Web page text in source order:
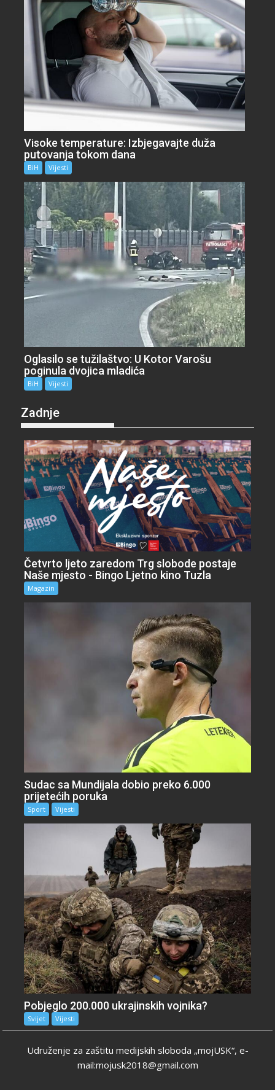
Visoke temperature: Izbjegavajte duža
putovanja tokom dana
BiH Vijesti
Oglasilo se tužilaštvo: U Kotor Varošu
poginula dvojica mladića
BiH Vijesti
Zadnje
Četvrto ljeto zaredom Trg slobode postaje
Naše mjesto - Bingo Ljetno kino Tuzla
Magazin
Sudac sa Mundijala dobio preko 6.000
prijetećih poruka
Sport Vijesti
Pobjeglo 200.000 ukrajinskih vojnika?
Svijet Vijesti
Udruženje za zaštitu medijskih sloboda „mojUSK“, e-
mail:mojusk2018@gmail.com